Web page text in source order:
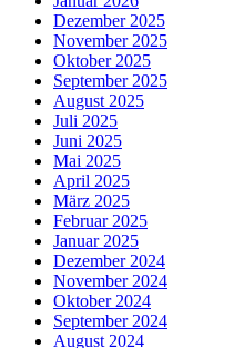
Dezember 2025
November 2025
Oktober 2025
September 2025
August 2025
Juli 2025
Juni 2025
Mai 2025
April 2025
März 2025
Februar 2025
Januar 2025
Dezember 2024
November 2024
Oktober 2024
September 2024
August 2024